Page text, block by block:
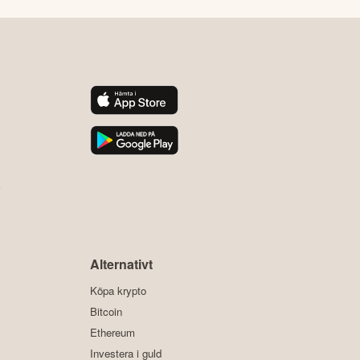
Alternativt
Köpa krypto
Bitcoin
Ethereum
Investera i guld